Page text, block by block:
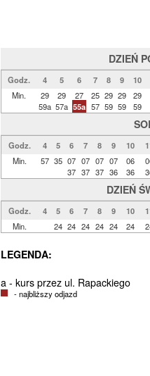
DZIEŃ
Godz. 4 5 6 7 8 9
10
Min.
29
59a
29
57a
27
55a
25
57
29
59
29
59
29
59
Godz. 4 5 6 7 8 9 10
Min.
57 35 07
37
07
37
07
37
07
36
06
36
DZIEŃ
Godz. 4 5 6 7 8 9 10
Min.
24 24 24 24 24 24
LEGENDA:
a - kurs przez ul. Rapackiego
- najbliższy odjazd